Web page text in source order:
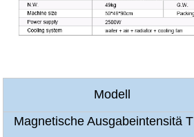
Modell
Magnetische Ausgabeintensitä T